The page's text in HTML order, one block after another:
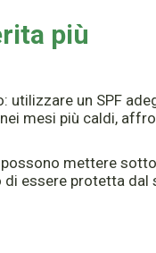
più
utilizzare un SPF
mesi più caldi,
mettere sotto
essere protetta dal